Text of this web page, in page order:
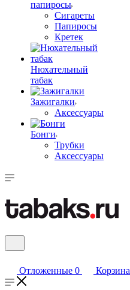
папиросы
Сигареты
Папиросы
Кретек
Нюхательный
табак
Зажигалки
Аксессуары
Бонги
Трубки
Аксессуары
Отложенные 0 Корзина